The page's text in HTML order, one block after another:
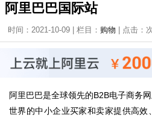
阿里巴巴国际站
时间：2021-10-09 | 栏目： 购物 | 点击：
阿里巴巴是全球领先的B2B电子商务
世界的中小企业买家和卖家提供高